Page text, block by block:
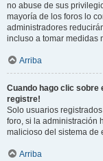
no abuse de sus
mayoría de los foros lo
administradores
incluso a tomar medidas
Arriba
Cuando hago clic sobre
registre!
Solo usuarios
foro, si la administración
malicioso del sistema de
Arriba